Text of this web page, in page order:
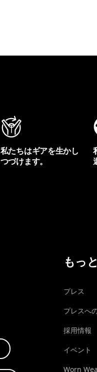
私たちはギアを生かし
つづけます。
もっ
プレス
プレスへ
採用情報
イベント
Worn